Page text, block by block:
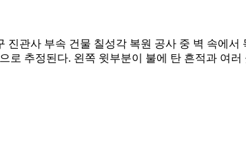
진관사 부속 건물 칠성각 복원 공사 중 벽 속에
로 추정된다. 왼쪽 윗부분이 불에 탄 흔적과 여